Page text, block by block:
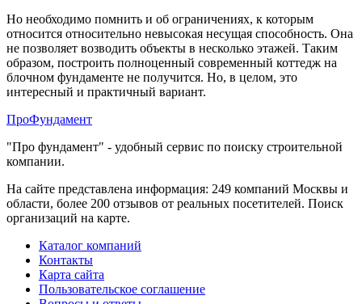
Но необходимо помнить и об ограничениях, к которым
относится относительно невысокая несущая способность. Она
не позволяет возводить объекты в несколько этажей. Таким
образом, построить полноценный современный коттедж на
блочном фундаменте не получится. Но, в целом, это
интересный и практичный вариант.
ПроФундамент
"Про фундамент" - удобный сервис по поиску строительной
компании.
На сайте представлена информация: 249 компаний Москвы и
области, более 200 отзывов от реальных посетителей. Поиск
организаций на карте.
Каталог компаний
Контакты
Карта сайта
Пользовательское соглашение